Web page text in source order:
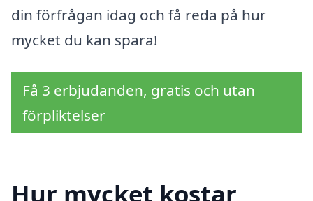
din förfrågan idag och få reda på hur
mycket du kan spara!
Få 3 erbjudanden, gratis och utan
förpliktelser
Hur mycket kostar